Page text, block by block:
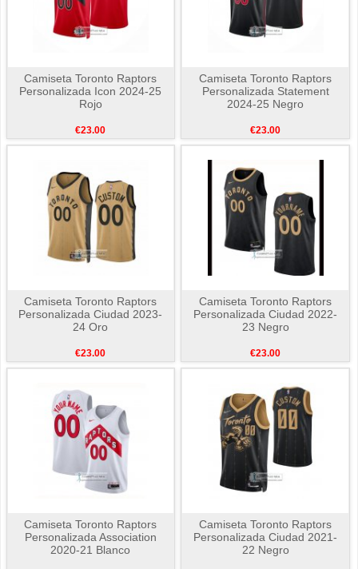
Camiseta Toronto Raptors
Personalizada Icon 2024-25
Rojo
€23.00
Camiseta Toronto Raptors
Personalizada Statement
2024-25 Negro
€23.00
Camiseta Toronto Raptors
Personalizada Ciudad 2023-
24 Oro
€23.00
Camiseta Toronto Raptors
Personalizada Ciudad 2022-
23 Negro
€23.00
Camiseta Toronto Raptors
Personalizada Association
2020-21 Blanco
Camiseta Toronto Raptors
Personalizada Ciudad 2021-
22 Negro